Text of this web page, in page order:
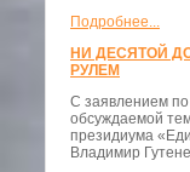
Подробнее...
НИ ДЕСЯТОЙ
РУЛЕМ
С заявлением
обсуждаемой
президиума
Владимир